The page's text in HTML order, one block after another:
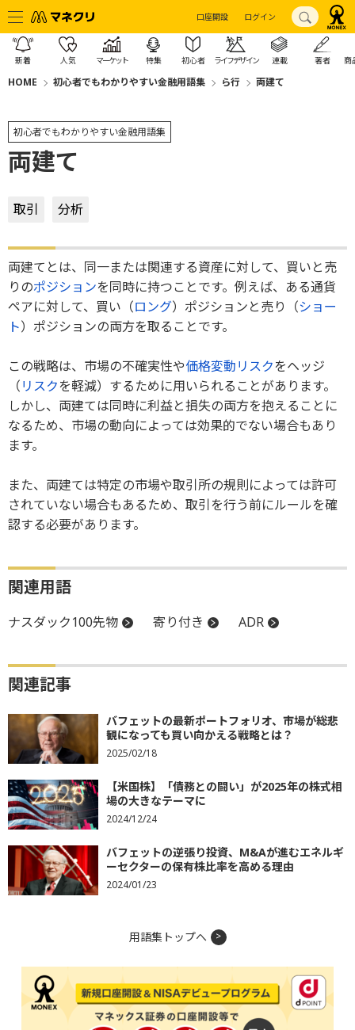
口座開設 ログイン
新着 人気 マーケット 特集 初心者 ライフデザイン 連載 著者 商
HOME 初心者でもわかりやすい金融用語集 ら行 両建て
初心者でもわかりやすい金融用語集
両建て
取引 分析
両建てとは、同一または関連する資産に対して、買いと売
りのポジションを同時に持つことです。例えば、ある通貨
ペアに対して、買い（ロング）ポジションと売り（ショー
ト）ポジションの両方を取ることです。
この戦略は、市場の不確実性や価格変動リスクをヘッジ
（リスクを軽減）するために用いられることがあります。
しかし、両建ては同時に利益と損失の両方を抱えることに
なるため、市場の動向によっては効果的でない場合もあり
ます。
また、両建ては特定の市場や取引所の規則によっては許可
されていない場合もあるため、取引を行う前にルールを確
認する必要があります。
関連用語
ナスダック100先物 寄り付き ADR
関連記事
バフェットの最新ポートフォリオ、市場が総悲
観になっても買い向かえる戦略とは？
2025/02/18
【米国株】「債務との闘い」が2025年の株式相
場の大きなテーマに
2024/12/24
バフェットの逆張り投資、M&Aが進むエネルギ
ーセクターの保有株比率を高める理由
2024/01/23
用語集トップへ